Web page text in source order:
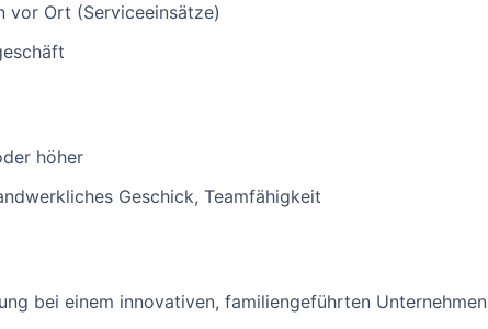
vor Ort (Serviceeinsätze)
höher
Geschick, Teamfähigkeit
bei einem innovativen, familiengeführten Unternehmen